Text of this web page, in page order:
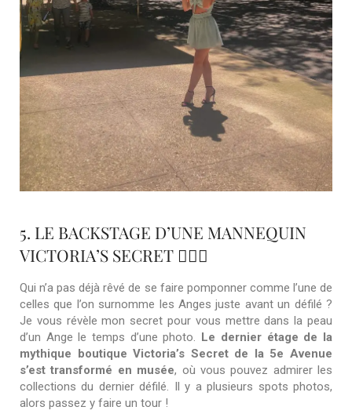
5. LE BACKSTAGE D’UNE MANNEQUIN
VICTORIA’S SECRET 💁🏽‍♀️
Qui n’a pas déjà rêvé de se faire pomponner comme l’une de
celles que l’on surnomme les Anges juste avant un défilé ?
Je vous révèle mon secret pour vous mettre dans la peau
d’un Ange le temps d’une photo. Le dernier étage de la
mythique boutique Victoria’s Secret de la 5e Avenue
s’est transformé en musée, où vous pouvez admirer les
collections du dernier défilé. Il y a plusieurs spots photos,
alors passez y faire un tour !